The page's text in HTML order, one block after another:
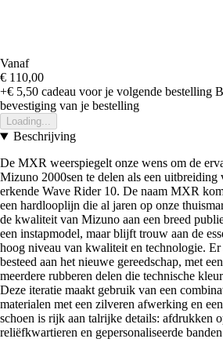
Vanaf
€ 110,00
+€ 5,50 cadeau voor je volgende bestelling
bevestiging van je bestelling
Loading...
Beschrijving
De MXR weerspiegelt onze wens om de
Mizuno 2000sen te delen als een
erkende Wave Rider 10. De naam MXR
een hardlooplijn die al jaren op onze
de kwaliteit van Mizuno aan een breed
een instapmodel, maar blijft trouw aan de
hoog niveau van kwaliteit en technologie.
besteed aan het nieuwe gereedschap, met
meerdere rubberen delen die technische
Deze iteratie maakt gebruik van een
materialen met een zilveren afwerking en
schoen is rijk aan talrijke details: afdrukken
reliëfkwartieren en gepersonaliseerde